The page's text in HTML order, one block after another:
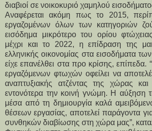
διαβιοί σε νοικοκυριό χαμηλού
Αναφέρεται ακόμη πως το 2015,
εργαζομένων όλων των κατηγοριών
εισόδημα μικρότερο του ορίου
μέχρι και το 2022, η επίδραση της
ελληνικής οικονομίας στα εισοδήματα
είχε επανέλθει στα προ κρίσης, επίπεδα.
εργαζόμενων φτωχών οφείλει να
αναπτυξιακής ατζέντας της χώρας
εντονότερα την κοινή γνώμη. Η αύξηση
μέσα από τη δημιουργία καλά
θέσεων εργασίας, αποτελεί παράγοντα
συνθηκών διαβίωσης στη χώρα μας”,